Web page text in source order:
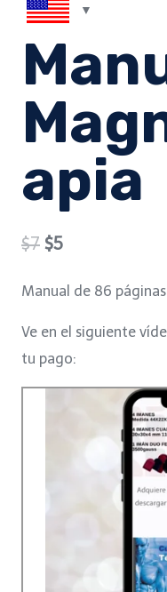
apia
$7 Original
$7.
$5Current
$5.
Manual de 86
Ve en el siguiente
tu pago: